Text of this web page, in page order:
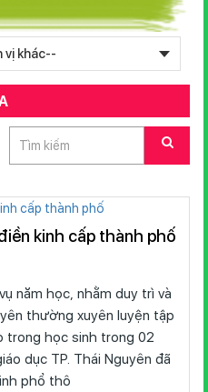
kinh cấp thành phố
năm học, nhằm duy trì và
thường xuyên luyện tập
trong học sinh trong 02
dục TP. Thái Nguyên đã
phổ thô